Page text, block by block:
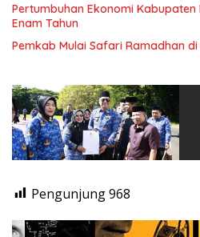
Pertumbuhan Ekonomi
Enam Tahun
Pemkab Mulai Safari Ramadhan di
Pengunjung968